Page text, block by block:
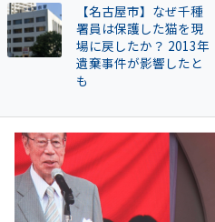
【和歌山自民】世耕弘
成氏が復党で 保守分裂
の和歌山市長選にも影
響 ！世耕派・尾崎太郎
県議が有力候補へ